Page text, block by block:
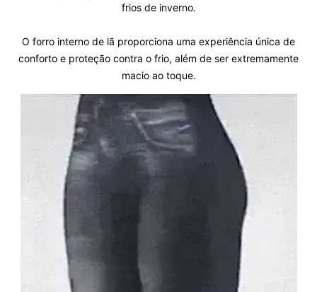
frios de inverno.
O forro interno de lã proporciona uma experiência única de
conforto e proteção contra o frio, além de ser extremamente
macio ao toque.